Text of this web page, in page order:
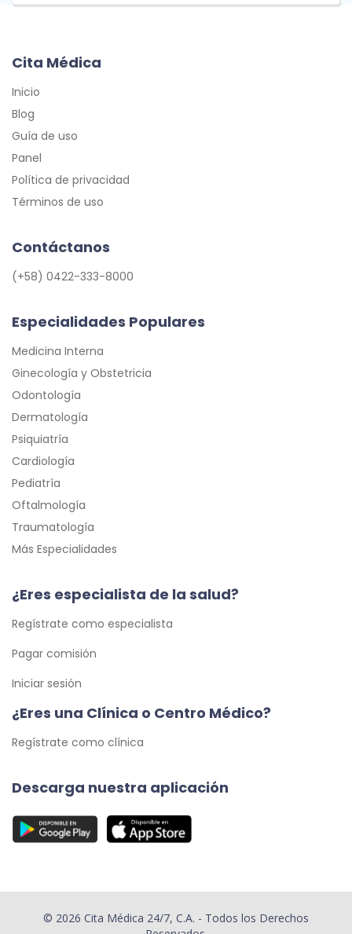
Cita Médica
Inicio
Blog
Guía de uso
Panel
Política de privacidad
Términos de uso
Contáctanos
(+58) 0422-333-8000
Especialidades Populares
Medicina Interna
Ginecología y Obstetricia
Odontología
Dermatología
Psiquiatría
Cardiología
Pediatría
Oftalmología
Traumatología
Más Especialidades
¿Eres especialista de la salud?
Regístrate como especialista
Pagar comisión
Iniciar sesión
¿Eres una Clínica o Centro Médico?
Regístrate como clínica
Descarga nuestra aplicación
© 2026 Cita Médica 24/7, C.A. - Todos los Derechos